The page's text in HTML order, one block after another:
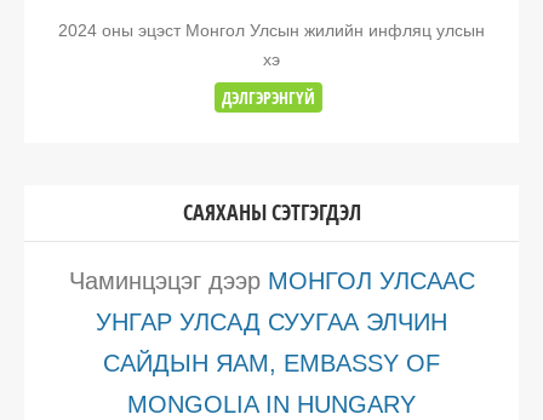
2024 оны эцэст Монгол Улсын жилийн инфляц улсын
хэ
ДЭЛГЭРЭНГҮЙ
САЯХАНЫ СЭТГЭГДЭЛ
Чаминцэцэгдээр МОНГОЛ УЛСААС
УНГАР УЛСАД СУУГАА ЭЛЧИН
САЙДЫН ЯАМ, EMBASSY OF
MONGOLIA IN HUNGARY